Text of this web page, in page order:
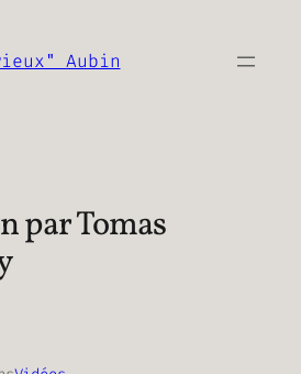
Aubin
par Tomas